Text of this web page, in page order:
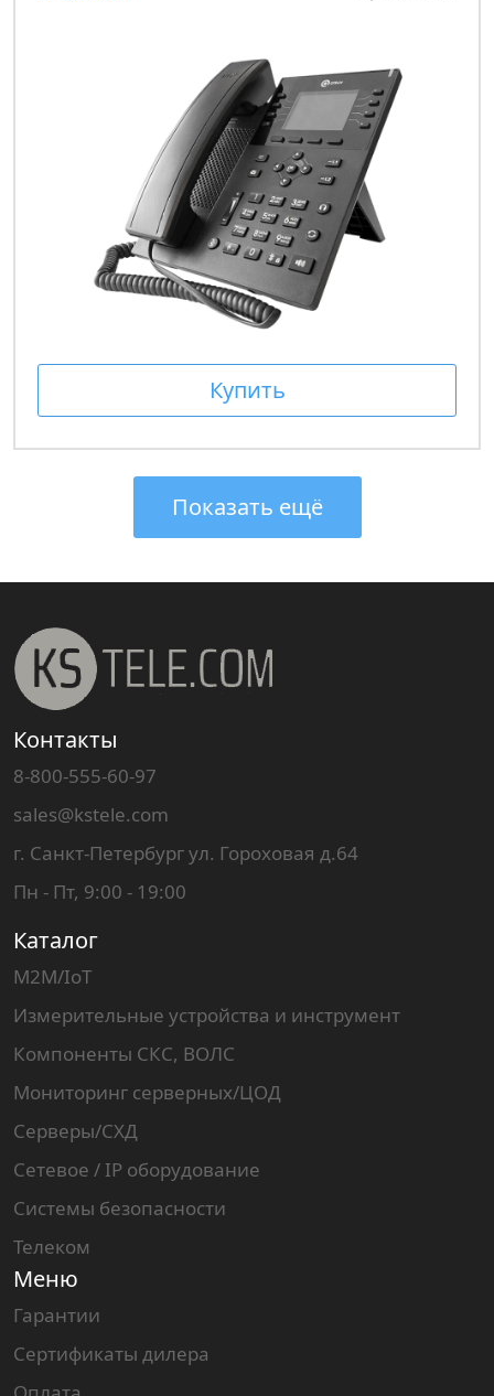
Купить
Показать ещё
Каталог
M2M/IoT
Измерительные устройства и инструмент
Компоненты СКС, ВОЛС
Мониторинг серверных/ЦОД
Серверы/СХД
Сетевое / IP оборудование
Системы безопасности
Телеком
Меню
Гарантии
Сертификаты дилера
Контакты
8-800-555-60-97
sales@kstele.com
г. Санкт-Петербург ул. Гороховая д.64
Пн - Пт, 9:00 - 19:00